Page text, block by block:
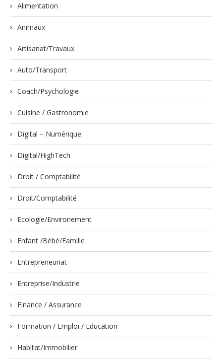
Alimentation
Animaux
Artisanat/Travaux
Auto/Transport
Coach/Psychologie
Cuisine / Gastronomie
Digital – Numérique
Digital/HighTech
Droit / Comptabilité
Droit/Comptabilité
Ecologie/Environement
Enfant /Bébé/Famille
Entrepreneuriat
Entreprise/Industrie
Finance / Assurance
Formation / Emploi / Education
Habitat/Immobilier